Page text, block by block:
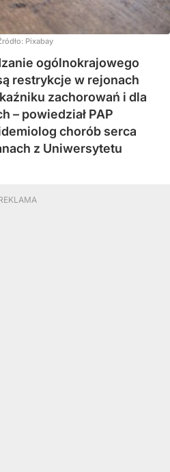
Pixabay
ogólnokrajowego
restrykcje w rejonach
zachorowań i dla
– powiedział PAP
chorób serca
z Uniwersytetu